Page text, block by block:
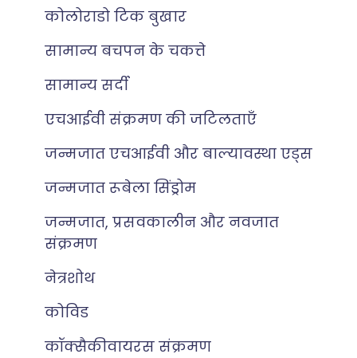
कोलोराडो टिक बुखार
सामान्य बचपन के चकत्ते
सामान्य सर्दी
एचआईवी संक्रमण की जटिलताएँ
जन्मजात एचआईवी और बाल्यावस्था एड्स
जन्मजात रूबेला सिंड्रोम
जन्मजात, प्रसवकालीन और नवजात
संक्रमण
नेत्रशोथ
कोविड
कॉक्सैकीवायरस संक्रमण